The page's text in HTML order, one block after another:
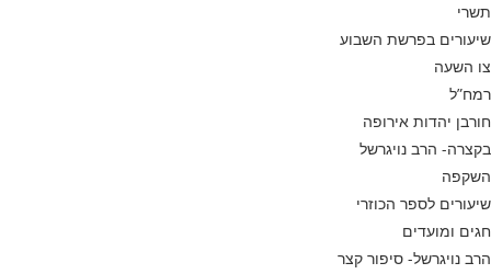
תשרי
שיעורים בפרשת השבוע
צו השעה
רמח”ל
חורבן יהדות אירופה
בקצרה- הרב נויגרשל
השקפה
שיעורים לספר הכוזרי
חגים ומועדים
הרב נויגרשל- סיפור קצר